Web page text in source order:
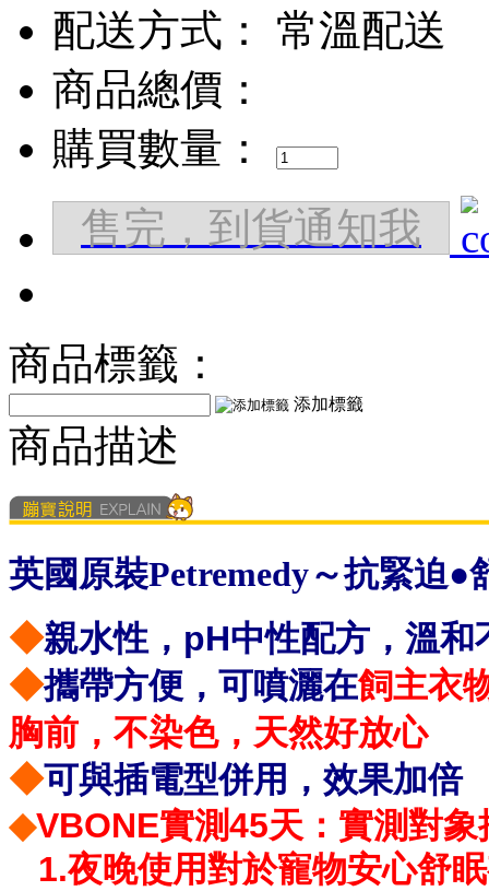
配送方式：
常溫配送
商品總價：
購買數量：
售完，到貨通知我
商品標籤：
添加標籤
商品描述
英國原裝Petremedy～抗緊迫
◆親水性，pH中性配方，溫和
◆攜帶方便，可噴灑在飼主衣
胸前，不染色，天然好放心
◆可與插電型併用，效果加倍
◆VBONE實測45天：實測對象
1.夜晚使用對於寵物安心舒